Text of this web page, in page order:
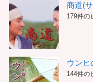
商道(
179件の
ウンヒ
144件の